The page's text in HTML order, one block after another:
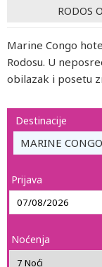
RODOS
Marine Congo
Rodosu. U
obilazak i posetu
Destinacije
MARINE
Prijava
Noćenja